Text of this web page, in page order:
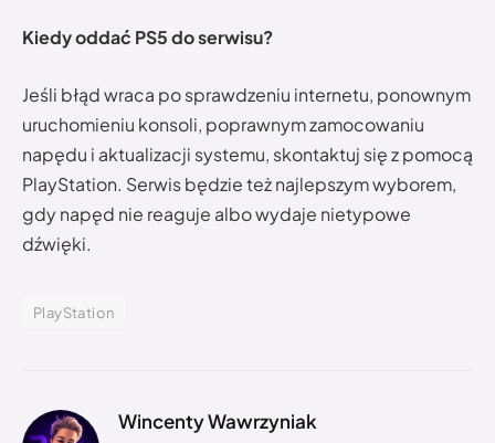
Kiedy oddać PS5 do serwisu?
Jeśli błąd wraca po sprawdzeniu internetu, ponownym
uruchomieniu konsoli, poprawnym zamocowaniu
napędu i aktualizacji systemu, skontaktuj się z pomocą
PlayStation. Serwis będzie też najlepszym wyborem,
gdy napęd nie reaguje albo wydaje nietypowe
dźwięki.
PlayStation
Wincenty Wawrzyniak